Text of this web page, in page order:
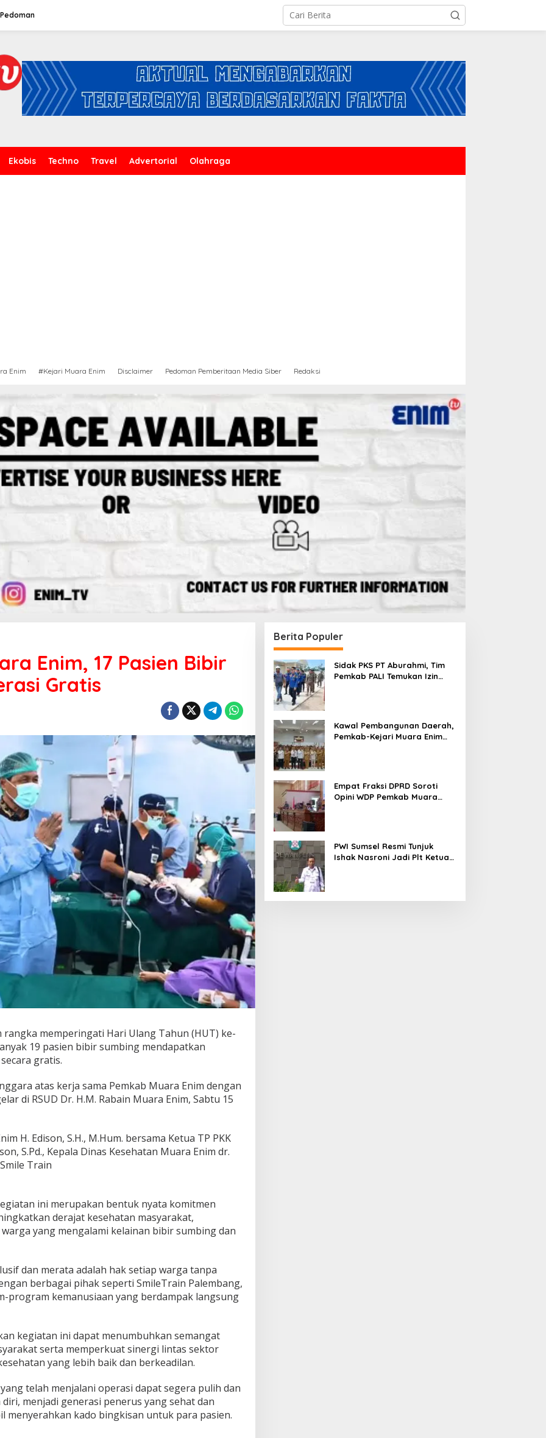
Pedoman
Ekobis Techno Travel Advertorial Olahraga
Enim #Kejari Muara Enim Disclaimer Pedoman Pemberitaan Media Siber Redaksi
Enim, 17 Pasien Bibir
Gratis
rangka memperingati Hari Ulang Tahun (HUT) ke-
19 pasien bibir sumbing mendapatkan
gratis.
atas kerja sama Pemkab Muara Enim dengan
di RSUD Dr. H.M. Rabain Muara Enim, Sabtu 15
H. Edison, S.H., M.Hum. bersama Ketua TP PKK
S.Pd., Kepala Dinas Kesehatan Muara Enim dr.
Train
ini merupakan bentuk nyata komitmen
derajat kesehatan masyarakat,
yang mengalami kelainan bibir sumbing dan
dan merata adalah hak setiap warga tanpa
berbagai pihak seperti SmileTrain Palembang,
program kemanusiaan yang berdampak langsung
kegiatan ini dapat menumbuhkan semangat
serta memperkuat sinergi lintas sektor
yang lebih baik dan berkeadilan.
telah menjalani operasi dapat segera pulih dan
menjadi generasi penerus yang sehat dan
menyerahkan kado bingkisan untuk para pasien.
Berita Populer
Sidak PKS PT Aburahmi, Tim
Pemkab PALI Temukan Izin
Kawal Pembangunan Daerah,
Pemkab-Kejari Muara Enim
Empat Fraksi DPRD Soroti
Opini WDP Pemkab Muara
PWI Sumsel Resmi Tunjuk
Ishak Nasroni Jadi Plt Ketua